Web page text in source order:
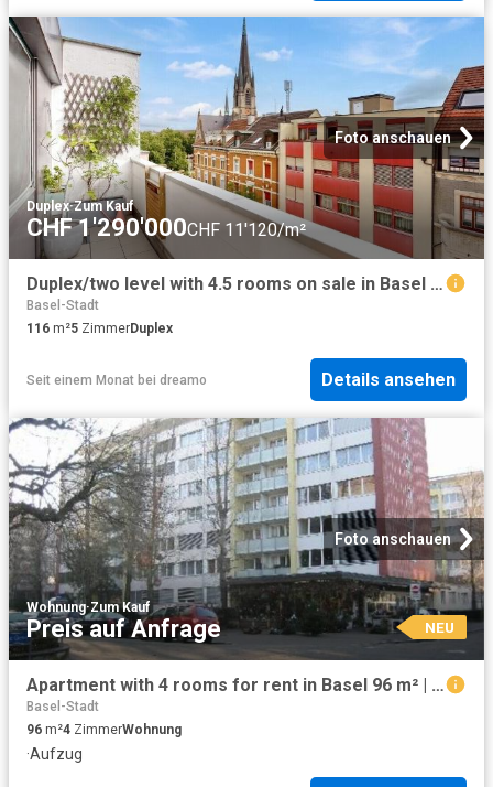
Foto anschauen
Duplex·Zum Kauf
CHF 1'290'000CHF 11'120/m²
Duplex/two level with 4.5 rooms on sale in Basel 116 m² | dreamo. Ch
Basel-Stadt
116 m²5 ZimmerDuplex
Seit einem Monat bei dreamo Details ansehen
Foto anschauen
Wohnung·Zum Kauf
Preis auf Anfrage NEU
Apartment with 4 rooms for rent in Basel 96 m² | dreamo. Ch
Basel-Stadt
96 m²4 ZimmerWohnung
·Aufzug